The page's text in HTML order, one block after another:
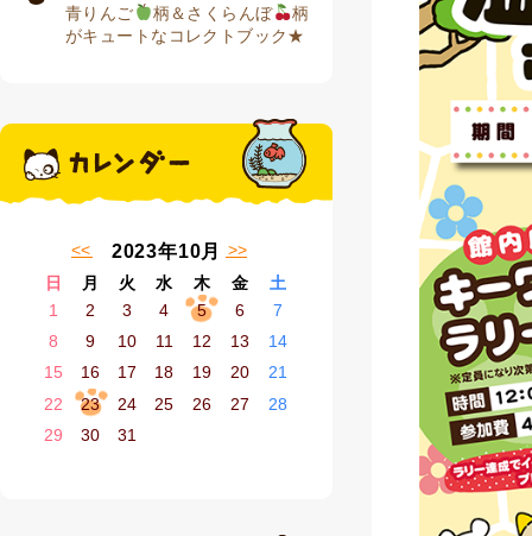
青りんご
柄＆さくらんぼ
柄
がキュートなコレクトブック★
2023年10月
日 月 火 水 木 金 土
« 9月 11月 »
1 2 3 4 5 6
7
8
9 10 11 12 13
14
15
16 17 18 19 20
21
22
23 24 25 26 27
28
29
30 31